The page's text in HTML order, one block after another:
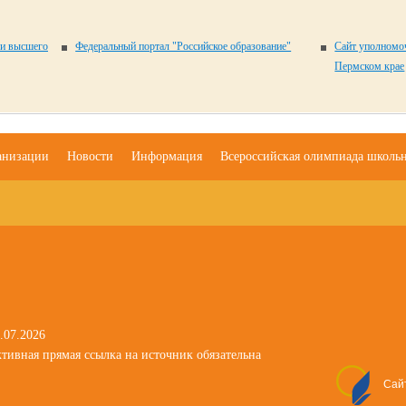
высшего
Федеральный портал "Российское образование"
Сайт
Пермском крае
Новости Информация Всероссийская олимпиада
прямая ссылка на источник обязательна